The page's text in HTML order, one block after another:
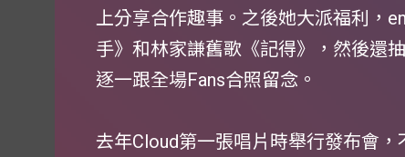
上分享合作趣事。之後她大派福利，
手》和林家謙舊歌《記得》，然後還
逐一跟全場Fans合照留念。
去年Cloud第一張唱片時舉行發布會